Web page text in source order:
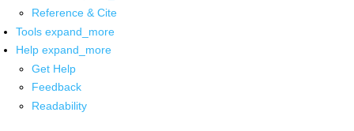
Reference & Cite
Tools expand_more
Help expand_more
Get Help
Feedback
Readability